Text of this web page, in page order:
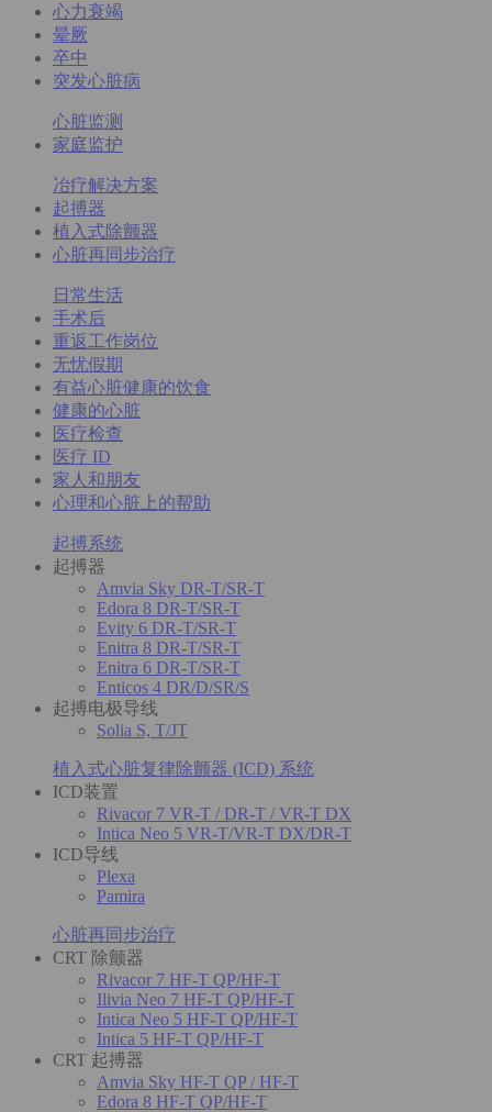
心力衰竭
晕厥
卒中
突发心脏病
心脏监测
家庭监护
冶疗解决方案
起搏器
植入式除颤器
心脏再同步治疗
日常生活
手术后
重返工作岗位
无忧假期
有益心脏健康的饮食
健康的心脏
医疗检查
医疗 ID
家人和朋友
心理和心脏上的帮助
起搏系统
起搏器
Amvia Sky DR-T/SR-T
Edora 8 DR-T/SR-T
Evity 6 DR-T/SR-T
Enitra 8 DR-T/SR-T
Enitra 6 DR-T/SR-T
Enticos 4 DR/D/SR/S
起搏电极导线
Solia S, T/JT
植入式心脏复律除颤器 (ICD) 系统
ICD装置
Rivacor 7 VR-T / DR-T / VR-T DX
Intica Neo 5 VR-T/VR-T DX/DR-T
ICD导线
Plexa
Pamira
心脏再同步治疗
CRT 除颤器
Rivacor 7 HF-T QP/HF-T
Ilivia Neo 7 HF-T QP/HF-T
Intica Neo 5 HF-T QP/HF-T
Intica 5 HF-T QP/HF-T
CRT 起搏器
Amvia Sky HF-T QP / HF-T
Edora 8 HF-T QP/HF-T